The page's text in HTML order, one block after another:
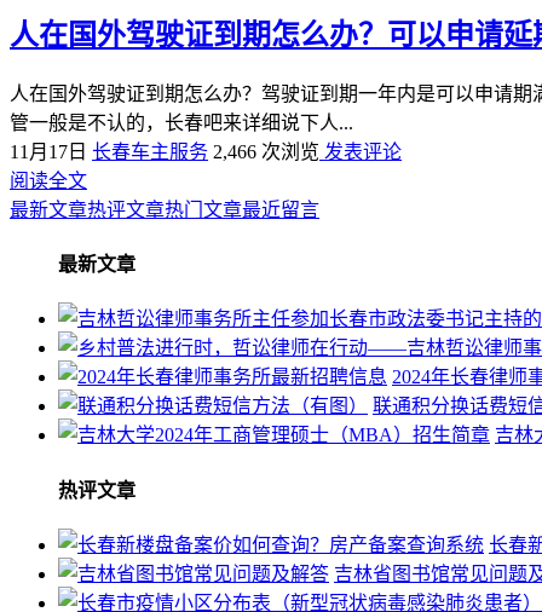
人在国外驾驶证到期怎么办？可以申请延
人在国外驾驶证到期怎么办？驾驶证到期一年内是可以申请
管一般是不认的，长春吧来详细说下人...
11月17日 长春车主服务 2,466 次浏览 发表评论
阅读全文
最新文章热评文章热门文章最近留言
最新文章
2024年长春律师
联通积分换话费短
吉林
热评文章
长春
吉林省图书馆常见问题